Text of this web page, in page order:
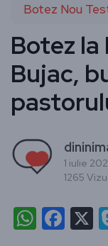
Botez Nou
Botez la
Bujac,
1 iulie
1265
X